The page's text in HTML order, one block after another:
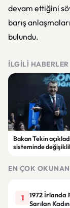
devam ettiğini
barış
bulundu.
İLGILI HABERLER
Bakan Tekin
sisteminde
EN ÇOK
1
1972 İrlanda
Sarılan